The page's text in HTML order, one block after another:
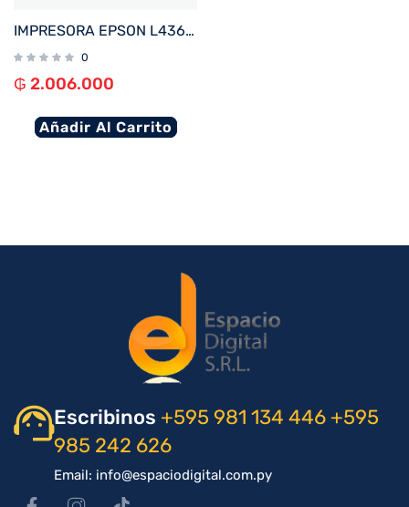
IMPRESORA EPSON L4360 ECOTANK IMP%2FCOP%2FSCA%2FWIFI%2FUSB%2FBIVOLT
0
₲ 2.006.000
Añadir Al Carrito
Escribinos +595 981 134 446 +595
985 242 626
Email: info@espaciodigital.com.py